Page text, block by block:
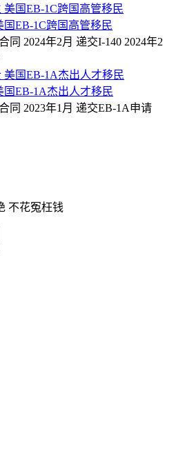
国EB-1C跨国高管移民
同 2024年2月 递交I-140 2024年2
国EB-1A杰出人才移民
同 2023年1月 递交EB-1A申请
不花冤枉钱